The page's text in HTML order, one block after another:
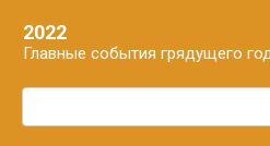
контенту
2022
Главные события грядущего